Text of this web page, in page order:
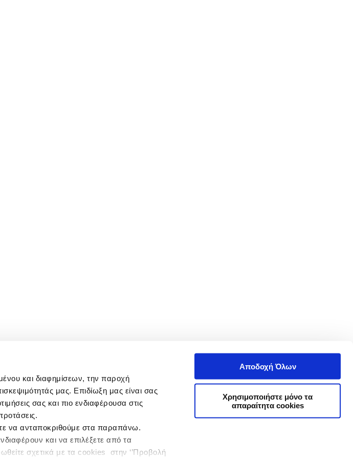
και διαφημίσεων, την παροχή
μας. Επιδίωξη μας είναι σας
σας και πιο ενδιαφέρουσα στις
να ανταποκριθούμε στα παραπάνω.
και να επιλέξετε από τα
σχετικά με τα cookies στην ‘’Προβολή
Αποδοχή Όλων
Χρησιμοποιήστε μόνο τα
απαραίτητα cookies